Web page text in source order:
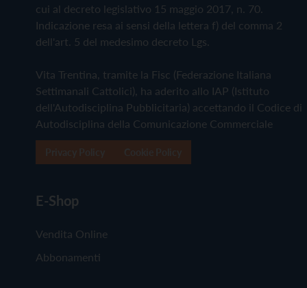
cui al decreto legislativo 15 maggio 2017, n. 70.
Indicazione resa ai sensi della lettera f) del comma 2
dell'art. 5 del medesimo decreto Lgs.
Vita Trentina, tramite la Fisc (Federazione Italiana
Settimanali Cattolici), ha aderito allo IAP (Istituto
dell'Autodisciplina Pubblicitaria) accettando il Codice di
Autodisciplina della Comunicazione Commerciale
E-Shop
Vendita Online
Abbonamenti